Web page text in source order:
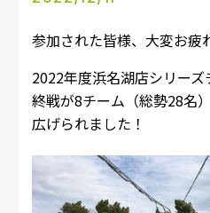
参加された皆様、大変お疲
2022年度浜名湖店シリー
終戦が8チーム（総勢28名
広げられました！